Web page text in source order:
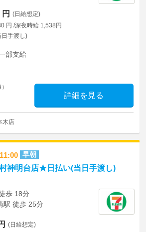
(日給想定)
円 /深夜時給 1,538円
日手渡し)
部支給
詳細を見る
木店
早朝
神明台店★日払い(当日手渡し)
歩 18分
駅 徒歩 25分
(日給想定)